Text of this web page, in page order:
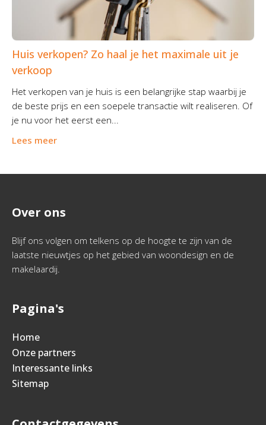
Huis verkopen? Zo haal je het maximale uit je
verkoop
Het verkopen van je huis is een belangrijke stap waarbij je
de beste prijs en een soepele transactie wilt realiseren. Of
je nu voor het eerst een...
Lees meer
Over ons
Blijf ons volgen om telkens op de hoogte te zijn van de
laatste nieuwtjes op het gebied van woondesign en de
makelaardij.
Pagina's
Home
Onze partners
Interessante links
Sitemap